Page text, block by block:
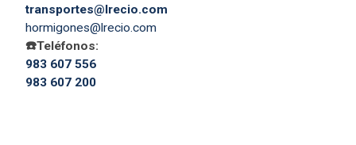
transportes@lrecio.com
hormigones@lrecio.com
☎️Teléfonos:
983 607 556
983 607 200